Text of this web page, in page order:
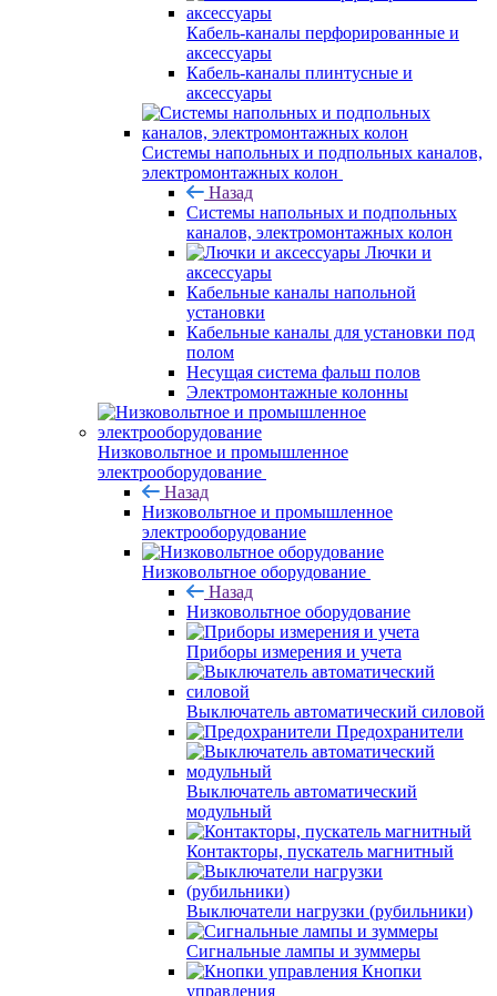
Кабель-каналы перфорированные и
аксессуары
Кабель-каналы плинтусные и
аксессуары
Системы напольных и подпольных каналов,
электромонтажных колон
Назад
Системы напольных и подпольных
каналов, электромонтажных колон
Лючки и
аксессуары
Кабельные каналы напольной
установки
Кабельные каналы для установки под
полом
Несущая система фальш полов
Электромонтажные колонны
Низковольтное и промышленное
электрооборудование
Назад
Низковольтное и промышленное
электрооборудование
Низковольтное оборудование
Назад
Низковольтное оборудование
Приборы измерения и учета
Выключатель автоматический силовой
Предохранители
Выключатель автоматический
модульный
Контакторы, пускатель магнитный
Выключатели нагрузки (рубильники)
Сигнальные лампы и зуммеры
Кнопки
управления